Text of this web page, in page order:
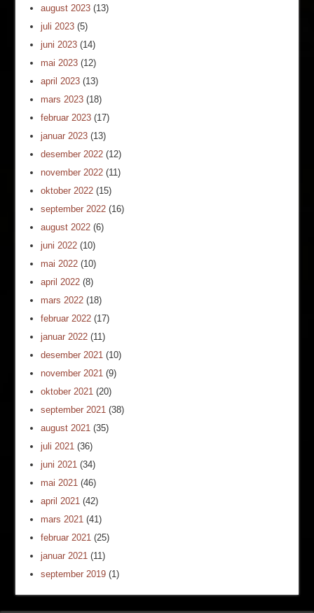
august 2023 (13)
juli 2023 (5)
juni 2023 (14)
mai 2023 (12)
april 2023 (13)
mars 2023 (18)
februar 2023 (17)
januar 2023 (13)
desember 2022 (12)
november 2022 (11)
oktober 2022 (15)
september 2022 (16)
august 2022 (6)
juni 2022 (10)
mai 2022 (10)
april 2022 (8)
mars 2022 (18)
februar 2022 (17)
januar 2022 (11)
desember 2021 (10)
november 2021 (9)
oktober 2021 (20)
september 2021 (38)
august 2021 (35)
juli 2021 (36)
juni 2021 (34)
mai 2021 (46)
april 2021 (42)
mars 2021 (41)
februar 2021 (25)
januar 2021 (11)
september 2019 (1)